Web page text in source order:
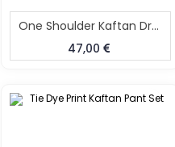
One Shoulder Kaftan Dress With Pant
47,00